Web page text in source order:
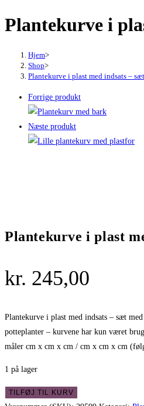
plast
Plantekurve i
Hjem>
Shop>
Plantekurve i plast med indsats –
Forrige produkt
Næste produkt
Plantekurve i plast
kr. 245,00
Plantekurve i plast med indsats – sæt
potteplanter – kurvene har kun været
måler cm x cm x cm / cm x cm x cm
1 på lager
Plantekurve
TILFØJ TIL KURV